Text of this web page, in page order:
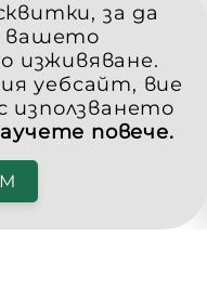
за да
вашето
изживяване.
уебсайт, вие
използването
повече.